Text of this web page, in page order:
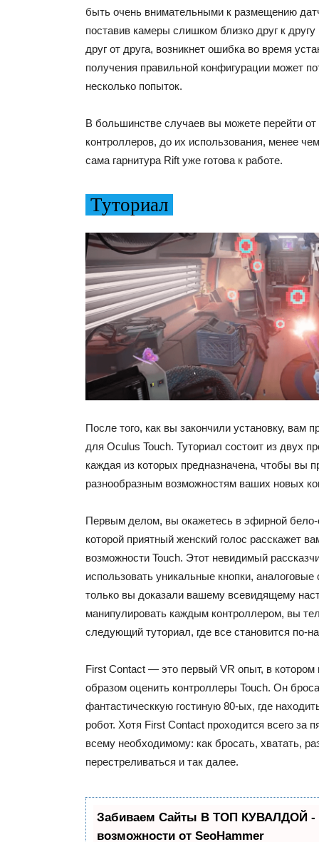
быть очень внимательными к размещению
поставив камеры слишком близко друг к
друг от друга, возникнет ошибка во время
получения правильной конфигурации может
несколько попыток.
В большинстве случаев вы можете перейти от
контроллеров, до их использования, менее
сама гарнитура Rift уже готова к работе.
Туториал
После того, как вы закончили установку, вам
для Oculus Touch. Туториал состоит из двух
каждая из которых предназначена, чтобы вы
разнообразным возможностям ваших новых
Первым делом, вы окажетесь в эфирной бело-
которой приятный женский голос расскажет
возможности Touch. Этот невидимый
использовать уникальные кнопки, аналоговые
только вы доказали вашему всевидящему
манипулировать каждым контроллером, вы
следующий туториал, где все становится по-
First Contact — это первый VR опыт, в
образом оценить контроллеры Touch. Он
фантастическкую гостиную 80-ых, где
робот. Хотя First Contact проходится всего за
всему необходимому: как бросать, хватать,
перестреливаться и так далее.
Забиваем Сайты В ТОП КУВАЛДОЙ -
возможности от SeoHammer